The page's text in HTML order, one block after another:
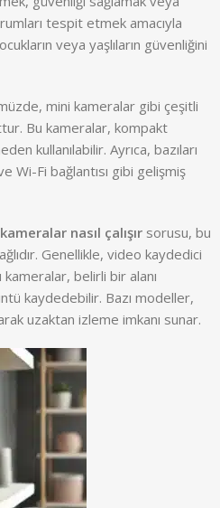
tespit etmek amacıyla
veya yaşlıların güvenliğini
mini kameralar gibi çeşitli
Bu kameralar, kompakt
kullanılabilir. Ayrıca, bazıları
Wi-Fi bağlantısı gibi gelişmiş
nasıl çalışır sorusu, bu
Genellikle, video kaydedici
belirli bir alanı
kaydedebilir. Bazı modeller,
uzaktan izleme imkanı sunar.